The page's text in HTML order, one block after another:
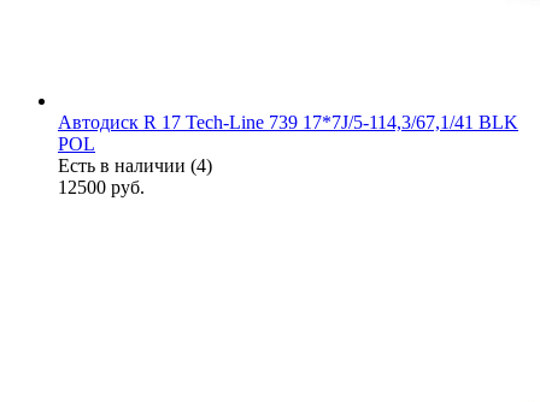
Автодиск R 17 Tech-Line 739 17*7J/5-114,3/67,1/41 BLK
POL
Есть в наличии (4)
12500 руб.